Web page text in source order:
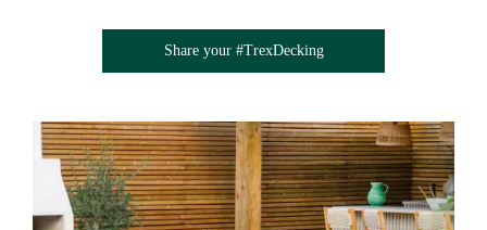
Share your #TrexDecking
Media Gallery